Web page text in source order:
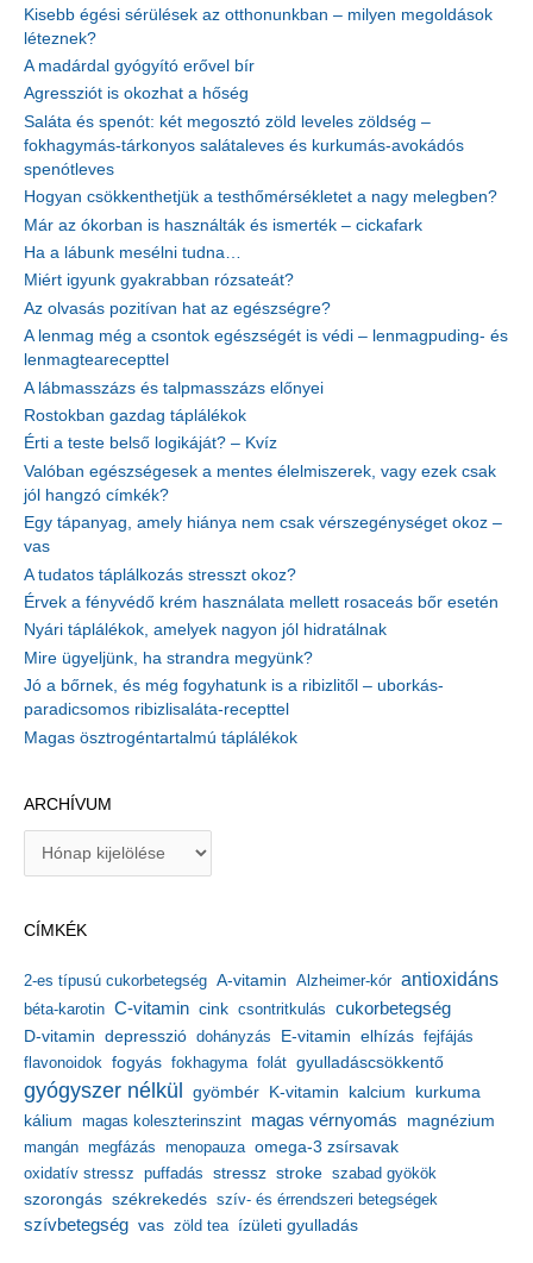
Kisebb égési sérülések az otthonunkban – milyen megoldások
léteznek?
A madárdal gyógyító erővel bír
Agressziót is okozhat a hőség
Saláta és spenót: két megosztó zöld leveles zöldség –
fokhagymás-tárkonyos salátaleves és kurkumás-avokádós
spenótleves
Hogyan csökkenthetjük a testhőmérsékletet a nagy melegben?
Már az ókorban is használták és ismerték – cickafark
Ha a lábunk mesélni tudna…
Miért igyunk gyakrabban rózsateát?
Az olvasás pozitívan hat az egészségre?
A lenmag még a csontok egészségét is védi – lenmagpuding- és
lenmagtearecepttel
A lábmasszázs és talpmasszázs előnyei
Rostokban gazdag táplálékok
Érti a teste belső logikáját? – Kvíz
Valóban egészségesek a mentes élelmiszerek, vagy ezek csak
jól hangzó címkék?
Egy tápanyag, amely hiánya nem csak vérszegénységet okoz –
vas
A tudatos táplálkozás stresszt okoz?
Érvek a fényvédő krém használata mellett rosaceás bőr esetén
Nyári táplálékok, amelyek nagyon jól hidratálnak
Mire ügyeljünk, ha strandra megyünk?
Jó a bőrnek, és még fogyhatunk is a ribizlitől – uborkás-
paradicsomos ribizlisaláta-recepttel
Magas ösztrogéntartalmú táplálékok
ARCHÍVUM
í
u
m
CÍMKÉK
2-es típusú cukorbetegség A-vitamin Alzheimer-kór antioxidáns
béta-karotin C-vitamin cink csontritkulás cukorbetegség
D-vitamin depresszió dohányzás E-vitamin elhízás fejfájás
flavonoidok fogyás fokhagyma folát gyulladáscsökkentő
gyógyszer nélkül gyömbér K-vitamin kalcium kurkuma
kálium magas koleszterinszint magas vérnyomás magnézium
mangán megfázás menopauza omega-3 zsírsavak
oxidatív stressz puffadás stressz stroke szabad gyökök
szorongás székrekedés szív- és érrendszeri betegségek
szívbetegség vas zöld tea ízületi gyulladás